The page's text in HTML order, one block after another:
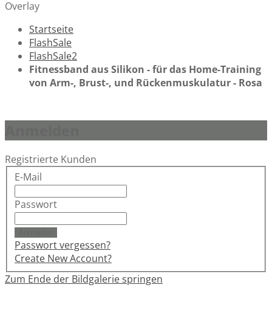
Overlay
Startseite
FlashSale
FlashSale2
Fitnessband aus Silikon - für das Home-Training
von Arm-, Brust-, und Rückenmuskulatur - Rosa
Registrierte Kunden
E-Mail
Passwort
Passwort vergessen?
Create New Account?
Zum Ende der Bildgalerie springen